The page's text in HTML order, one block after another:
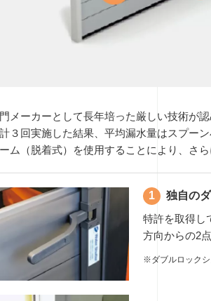
メーカーとして長年培った厳しい技術が
３回実施した結果、平均漏水量はスプー
ム（脱着式）を使用することにより、さ
独自の
特許を取得し
方向からの2
※ダブルロックシ